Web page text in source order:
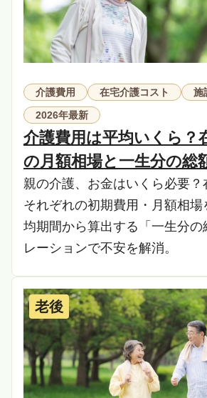
介護費用 在宅介護コスト
施
2026年最新
介護費用は平均いくら？
の月額相場と一生分の総
親の介護、お金はいくら必要
それぞれの初期費用・月額相
均期間から算出する「一生分の
レーションで不安を解消。
老後